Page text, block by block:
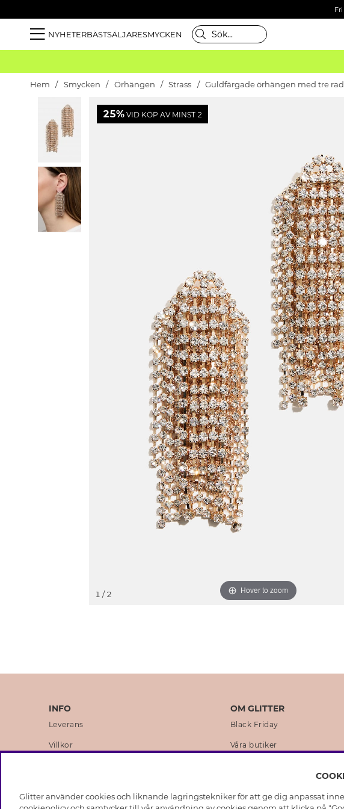
NYHETERBÄSTSÄLJARESMYCKEN
Hem Smycken Örhängen Strass Guldfärgade örhängen med tre
25% VID KÖP AV MINST 2
Hover to zoom
1 / 2
INFO
Leverans
Villkor
Medlemsvillkor
OM GLITTER
Black Friday
Våra butiker
Hållbarhet
Glitter använder cookies och liknande lagringstekniker för att ge dig anpassat